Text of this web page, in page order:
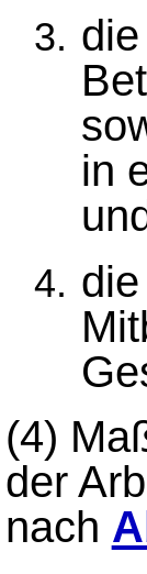
in
(4)
der
nach